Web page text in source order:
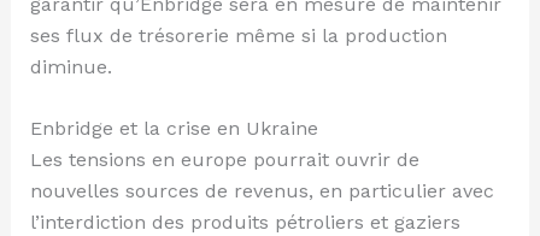
ses flux de trésorerie même si la production
diminue.
Enbridge et la crise en Ukraine
Les tensions en europe pourrait ouvrir de
nouvelles sources de revenus, en particulier avec
l’interdiction des produits pétroliers et gaziers